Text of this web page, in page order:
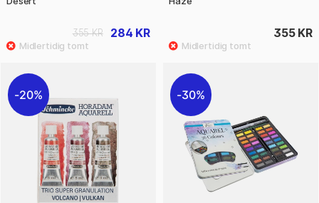
284 KR
355 KR 355 KR
20% 30%